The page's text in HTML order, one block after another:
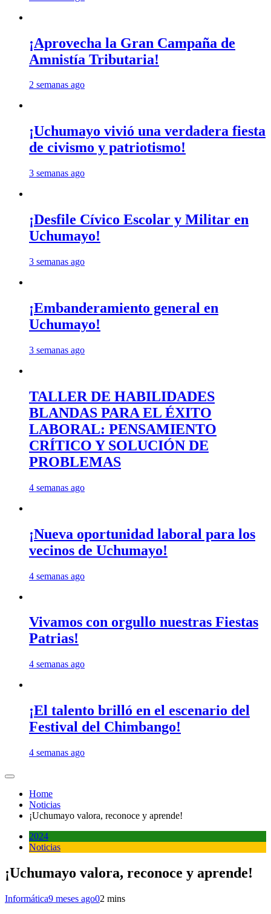
¡Aprovecha la Gran Campaña de
Amnistía Tributaria!
2 semanas ago
¡Uchumayo vivió una verdadera fiesta
de civismo y patriotismo!
3 semanas ago
¡Desfile Cívico Escolar y Militar en
Uchumayo!
3 semanas ago
¡Embanderamiento general en
Uchumayo!
3 semanas ago
TALLER DE HABILIDADES
BLANDAS PARA EL ÉXITO
LABORAL: PENSAMIENTO
CRÍTICO Y SOLUCIÓN DE
PROBLEMAS
4 semanas ago
¡Nueva oportunidad laboral para los
vecinos de Uchumayo!
4 semanas ago
Vivamos con orgullo nuestras Fiestas
Patrias!
4 semanas ago
¡El talento brilló en el escenario del
Festival del Chimbango!
4 semanas ago
Home
Noticias
¡Uchumayo valora, reconoce y aprende!
2024
Noticias
¡Uchumayo valora, reconoce y aprende!
Informática9 meses ago02 mins